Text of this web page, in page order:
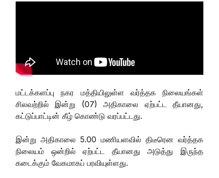
மட்டக்களப்பு நகர மத்தியிலுள்ள வர்த்தக நிலையங்கள்
சிலவற்றில் இன்று (07) அதிகாலை ஏற்பட்ட தீயானது,
கட்டுப்பாட்டின் கீழ் கொண்டு வரப்பட்டது.
இன்று அதிகாலை 5.00 மணியளவில் திடீரென வர்த்தக
நிலையம் ஒன்றில் ஏற்பட்ட தீயானது அடுத்து இருந்த
கடைக்கும் வேகமாகப் பரவியுள்ளது.